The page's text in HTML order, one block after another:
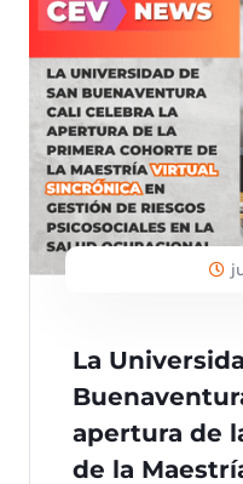
La
apertura de
de la